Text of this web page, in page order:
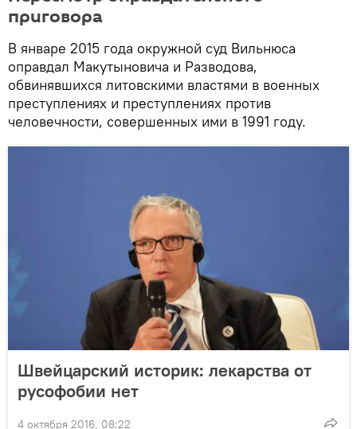
приговора
В январе 2015 года окружной суд Вильнюса
оправдал Макутыновича и Разводова,
обвинявшихся литовскими властями в военных
преступлениях и преступлениях против
человечности, совершенных ими в 1991 году.
Швейцарский историк: лекарства от
русофобии нет
4 октября 2016, 08:22